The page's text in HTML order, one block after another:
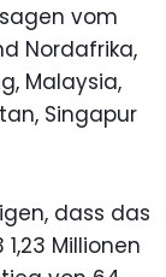
vom
Nordafrika,
Malaysia,
Singapur
dass das
Millionen